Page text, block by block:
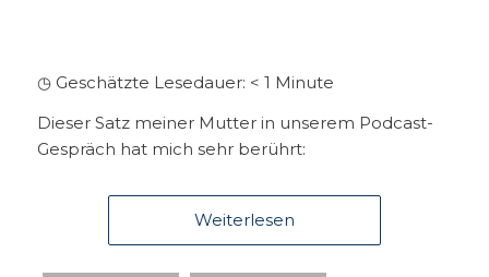
◷ Geschätzte Lesedauer: < 1 Minute
Dieser Satz meiner Mutter in unserem Podcast-
Gespräch hat mich sehr berührt:
Weiterlesen